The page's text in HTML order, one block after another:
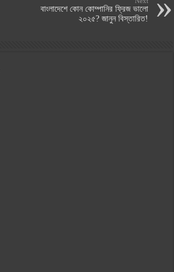
বাংলাদেশে কোন কোম্পানির ফ্রিজ ভালো
২০২৫? জানুন বিস্তারিত!